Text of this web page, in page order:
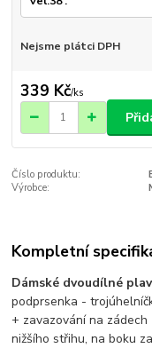
Nejsme plátci DPH
339 Kč/ks
Číslo produktu:
Výrobce:
Kompletní
Dámské dvoudílné
podprsenka -
+ zavazování na
nižšího střihu, na boku